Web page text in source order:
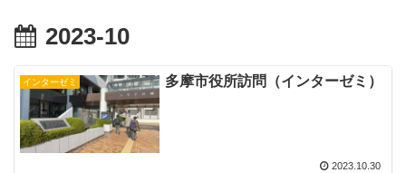
2023-10
インターゼミ 多摩市役所訪問（インターゼミ）
2023.10.30